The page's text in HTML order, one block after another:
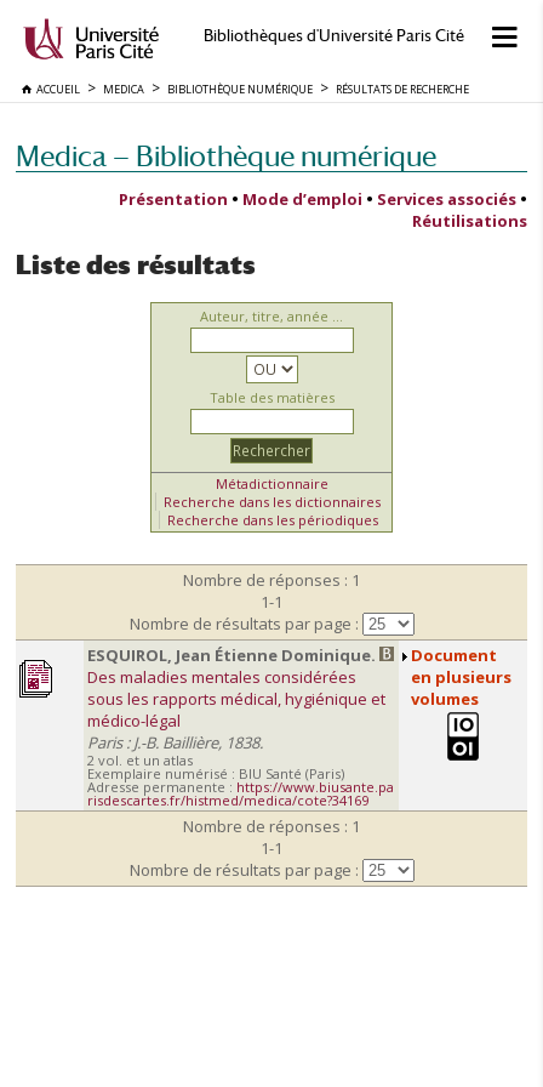
Bibliothèques d'Université Paris Cité
ACCUEIL MEDICA BIBLIOTHÈQUE NUMÉRIQUE RÉSULTATS DE RECHERCHE
Medica — Bibliothèque numérique
Présentation • Mode d’emploi • Services associés •
Réutilisations
Liste des résultats
Auteur, titre, année ...
Table des matières
Métadictionnaire
Recherche dans les dictionnaires
Recherche dans les périodiques
Nombre de réponses : 1
1-1
Nombre de résultats par page :
ESQUIROL, Jean Étienne Dominique.
Des maladies mentales considérées
sous les rapports médical, hygiénique et
médico-légal
Paris : J.-B. Baillière, 1838.
2 vol. et un atlas
Exemplaire numérisé : BIU Santé (Paris)
Adresse permanente : https://www.biusante.pa
risdescartes.fr/histmed/medica/cote?34169
Document
en plusieurs
volumes
Nombre de réponses : 1
1-1
Nombre de résultats par page :